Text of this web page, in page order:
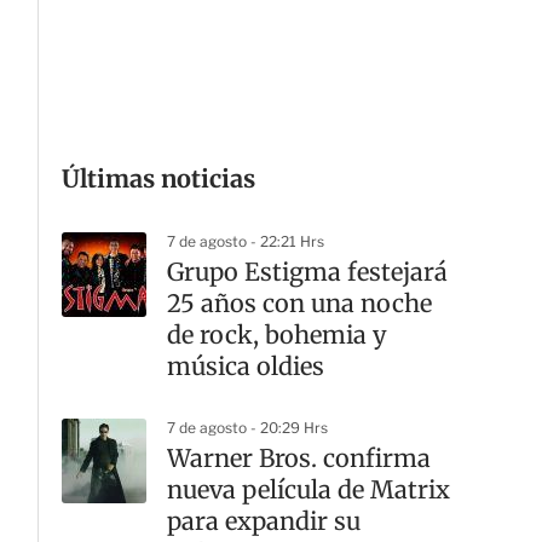
Últimas noticias
7 de agosto - 22:21 Hrs
Grupo Estigma festejará
25 años con una noche
de rock, bohemia y
música oldies
7 de agosto - 20:29 Hrs
Warner Bros. confirma
nueva película de Matrix
para expandir su